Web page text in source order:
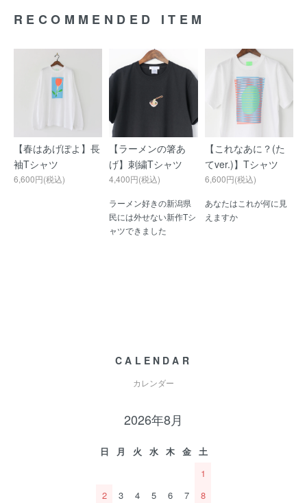
RECOMMENDED ITEM
【春はあげぽよ】長
袖Tシャツ
6,600円(税込)
【ラーメンの箸あ
げ】刺繍Tシャツ
4,400円(税込)
ラーメン好きの新潟県
民には外せない新作Tシ
ャツできました
【これなあに？(た
てver.)】Tシャツ
6,600円(税込)
あなたはこれが何に見
えますか
CALENDAR
カレンダー
2026年8月
日 月 火 水 木 金
土
1
2
3 4 5 6 7
8